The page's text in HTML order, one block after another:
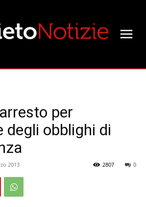
per
degli obblighi di
2013 0
2807